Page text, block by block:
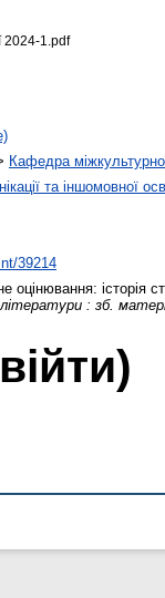
2024-1.pdf
Кафедра
та іншомовної
39214
оцінювання: історія
: зб.